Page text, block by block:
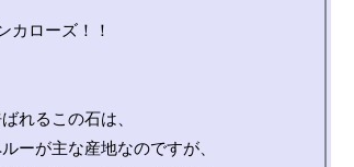
カローズ！！
れるこの石は、
ーが主な産地なのですが、